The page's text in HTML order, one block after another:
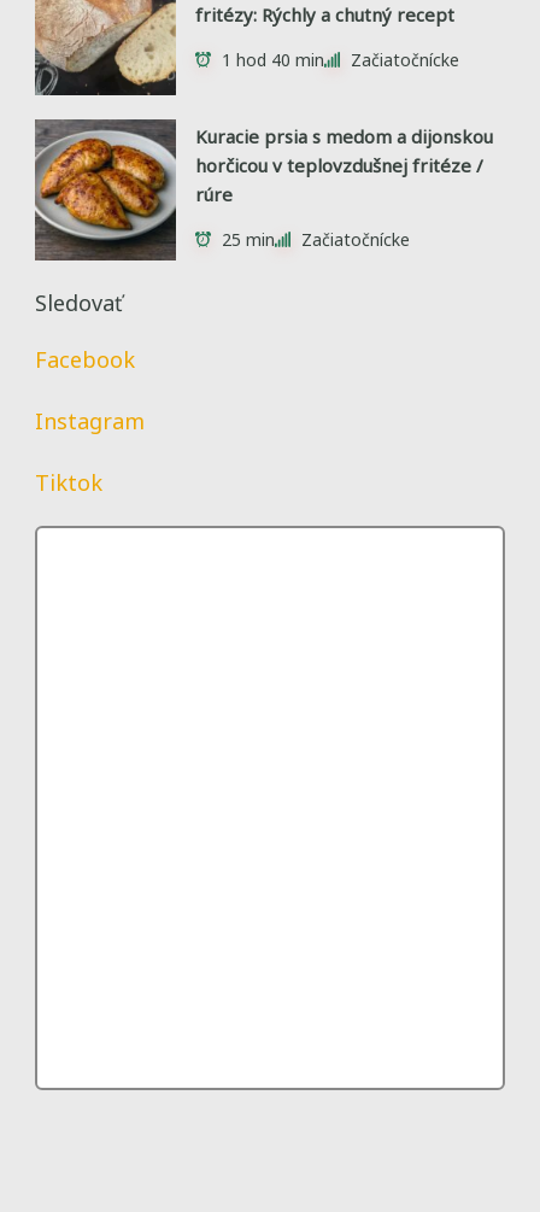
fritézy: Rýchly a chutný recept
1 hod 40 min Začiatočnícke
Kuracie prsia s medom a dijonskou
horčicou v teplovzdušnej fritéze /
rúre
25 min Začiatočnícke
Sledovať
Facebook
Instagram
Tiktok